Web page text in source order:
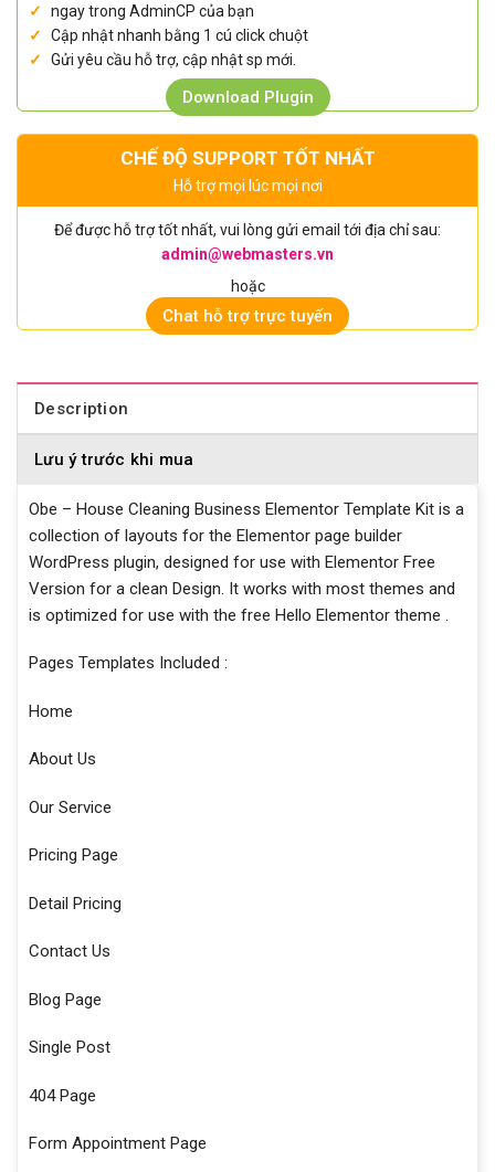
ngay trong AdminCP của bạn
Cập nhật nhanh bằng 1 cú click chuột
Gửi yêu cầu hỗ trợ, cập nhật sp mới.
Download Plugin
CHẾ ĐỘ SUPPORT TỐT NHẤT
Hỗ trợ mọi lúc mọi nơi
Để được hỗ trợ tốt nhất, vui lòng gửi email tới địa chỉ sau:
admin@webmasters.vn
hoặc
Chat hỗ trợ trực tuyến
Description
Lưu ý trước khi mua
Obe – House Cleaning Business Elementor Template Kit is a
collection of layouts for the Elementor page builder
WordPress plugin, designed for use with Elementor Free
Version for a clean Design. It works with most themes and
is optimized for use with the free Hello Elementor theme .
Pages Templates Included :
Home
About Us
Our Service
Pricing Page
Detail Pricing
Contact Us
Blog Page
Single Post
404 Page
Form Appointment Page